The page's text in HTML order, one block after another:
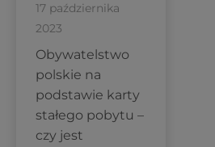
17 października
2023
Obywatelstwo
polskie na
podstawie karty
stałego pobytu –
czy jest